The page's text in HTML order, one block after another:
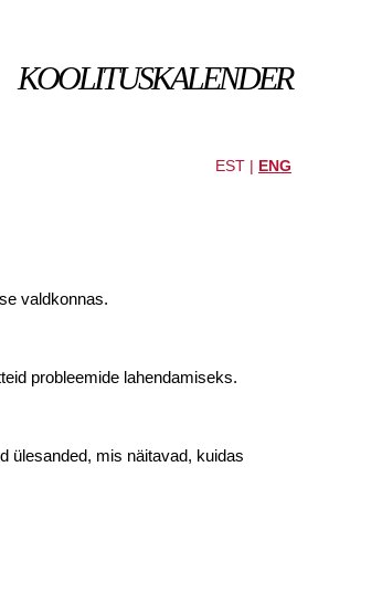
KOOLITUSKALENDER
EST | ENG
valdkonnas.
probleemide lahendamiseks.
ülesanded, mis näitavad, kuidas